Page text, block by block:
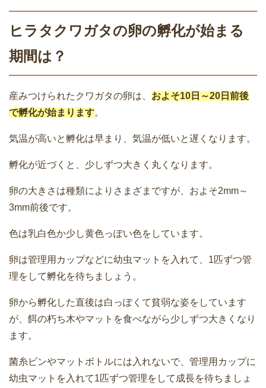
ヒラタクワガタの卵の孵化が始まる
期間は？
産みつけられたクワガタの卵は、 およそ10日～20日前後
で孵化が始まります。
気温が高いと孵化は早まり、気温が低いと遅くなります。
孵化が近づくと、少しずつ大きく丸くなります。
卵の大きさは種類によりさまざまですが、およそ2mm～
3mm前後です。
色は乳白色か少し黄色っぽい色をしています。
卵は管理用カップなどに幼虫マットを入れて、1匹ずつ管
理をして孵化を待ちましょう。
卵から孵化した直後は白っぽくて貧弱な姿をしています
が、餌の朽ち木やマットを食べながら少しずつ大きくなり
ます。
菌糸ビンやマットボトルには入れないで、管理用カップに
幼虫マットを入れて1匹ずつ管理をして成長を待ちましょ